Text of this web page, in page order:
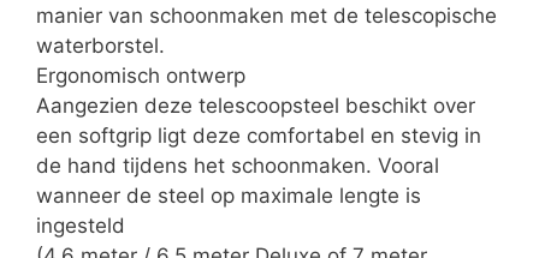
manier van schoonmaken met de telescopische
waterborstel.
Ergonomisch ontwerp
Aangezien deze telescoopsteel beschikt over
een softgrip ligt deze comfortabel en stevig in
de hand tijdens het schoonmaken. Vooral
wanneer de steel op maximale lengte is
ingesteld